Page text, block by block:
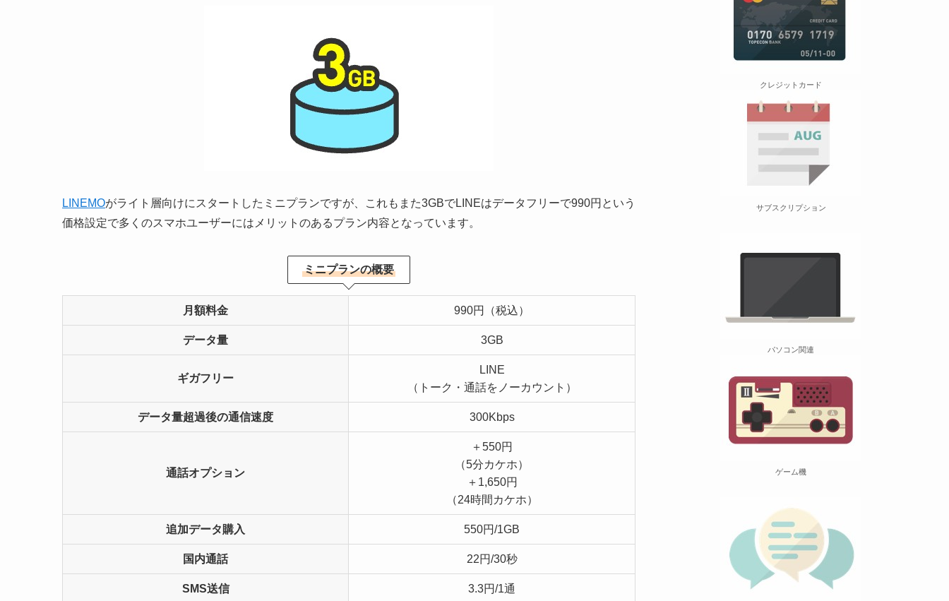
LINEMOがライト層向けにスタートしたミニプランですが、これもまた3GBでLINEはデータフリーで990円という
価格設定で多くのスマホユーザーにはメリットのあるプラン内容となっています。
ミニプランの概要
月額料金 990円（税込）
データ量 3GB
ギガフリー
LINE
（トーク・通話をノーカウント）
データ量超過後の通信速度 300Kbps
通話オプション
＋550円
（5分カケホ）
＋1,650円
（24時間カケホ）
追加データ購入 550円/1GB
国内通話 22円/30秒
SMS送信 3.3円/1通
クレジットカード
サブスクリプション
パソコン関連
ゲーム機